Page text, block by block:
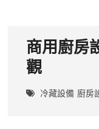
商用廚房
觀
冷藏設備 廚房